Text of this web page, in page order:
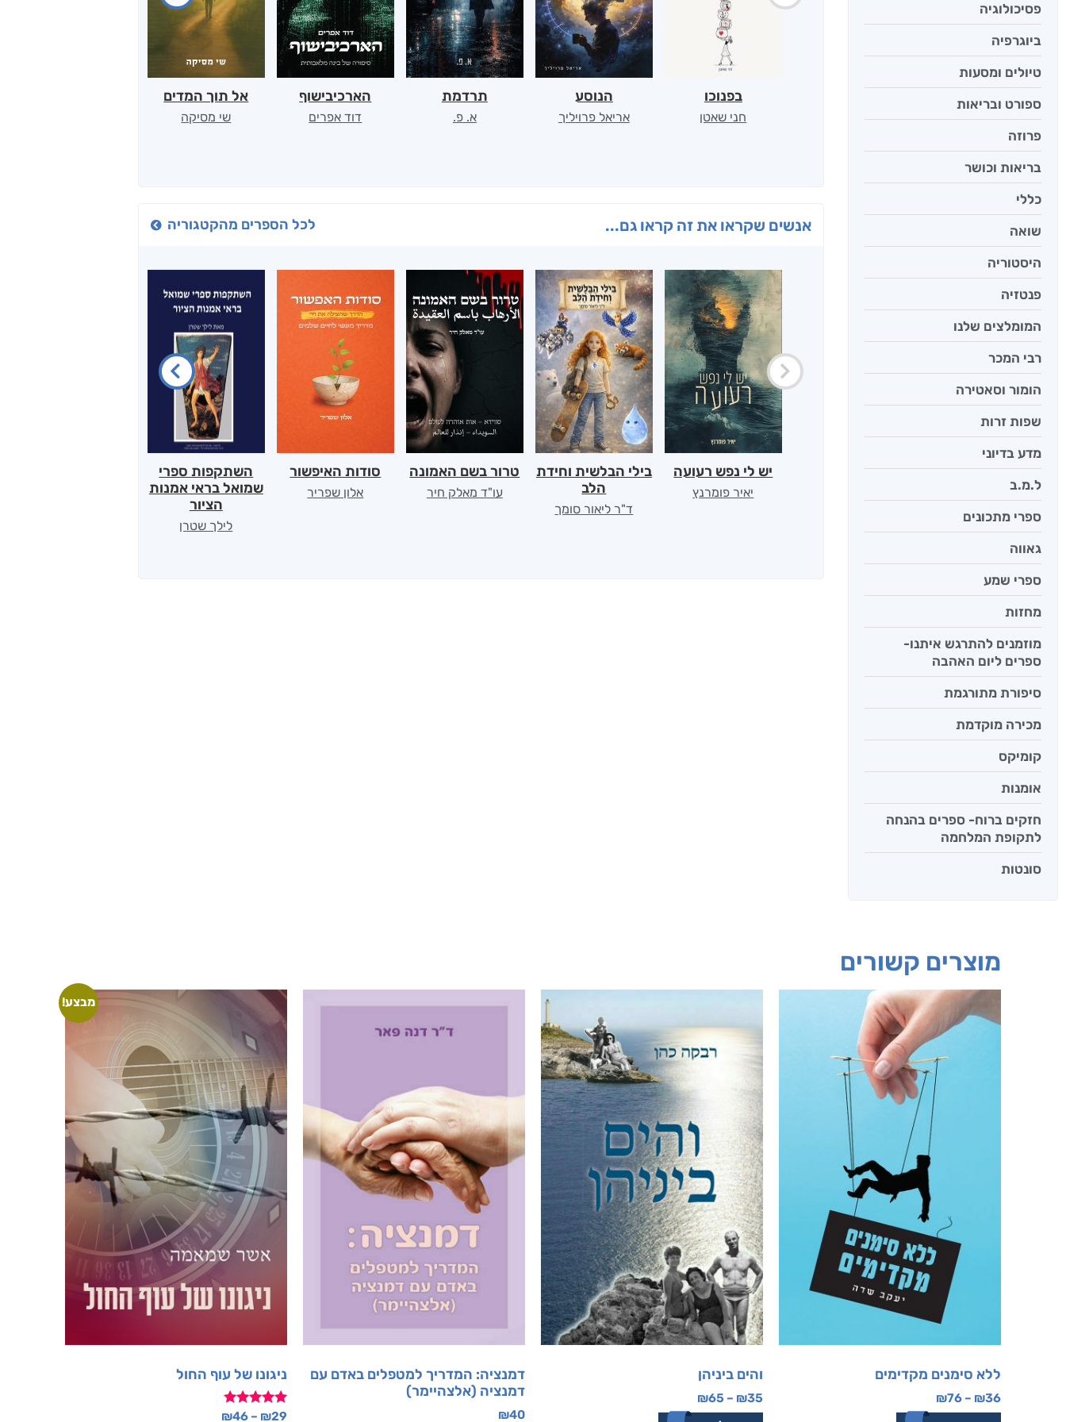
פסיכולוגיה
ביוגרפיה
טיולים ומסעות
ספורט ובריאות
פרוזה
בריאות וכושר
כללי
שואה
היסטוריה
פנטזיה
המומלצים שלנו
רבי המכר
הומור וסאטירה
שפות זרות
מדע בדיוני
ל.מ.ב
ספרי מתכונים
גאווה
ספרי שמע
מחזות
מוזמנים להתרגש איתנו-
ספרים ליום האהבה
סיפורת מתורגמת
מכירה מוקדמת
קומיקס
אומנות
חזקים ברוח- ספרים בהנחה
לתקופת המלחמה
סונטות
בפנוכו
חני שאטן
הנוסע
אריאל פרויליך
תרדמת
א. פ.
הארכיבישוף
דוד אפרים
אל תוך המדים
שי מסיקה
אנשים שקראו את זה קראו גם... לכל הספרים מהקטגוריה
יש לי נפש רעועה
יאיר פומרנץ
בילי הבלשית וחידת
הלב
ד"ר ליאור סומך
טרור בשם האמונה
עו"ד מאלק חיר
סודות האיפשור
אלון שפריר
השתקפות ספרי
שמואל בראי אמנות
הציור
לילך שטרן
מוצרים קשורים
ללא סימנים מקדימים
₪36
–
₪76
והים ביניהן
₪35
–
₪65
דמנציה: המדריך למטפלים באדם עם
דמנציה (אלצהיימר)
₪40
מבצע!
ניגונו של עוף החול
דורג₪29
–
₪46